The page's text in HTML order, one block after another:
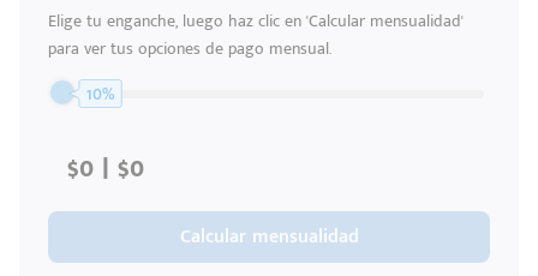
+528121278366
Código
Postal
Elige tu enganche, luego haz clic en 'Calcular mensualidad'
para ver tus opciones de pago mensual.
10%
Calcular mensualidad